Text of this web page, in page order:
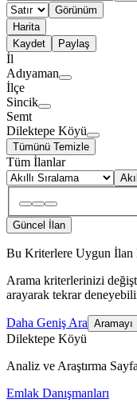
Görünüm
Harita
Kaydet
Paylaş
İl
Adıyaman
İlçe
Sincik
Semt
Dilektepe Köyü
Tümünü Temizle
Tüm İlanlar
Güncel İlan
Bu Kriterlere Uygun İlan
Arama kriterlerinizi
arayarak tekrar
Daha Geniş Ara Aramayı
Dilektepe Köyü
Analiz ve Araştırma
Emlak Danışmanları